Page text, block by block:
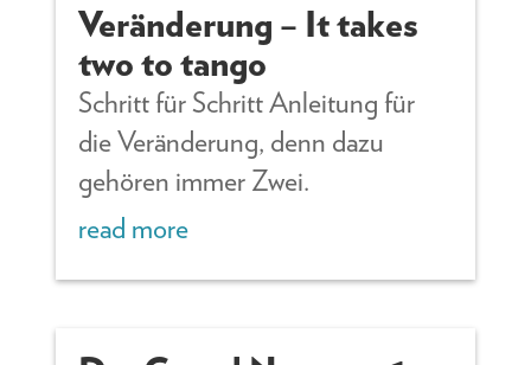
Veränderung – It takes
two to tango
Schritt für Schritt Anleitung für
die Veränderung, denn dazu
gehören immer Zwei.
read more